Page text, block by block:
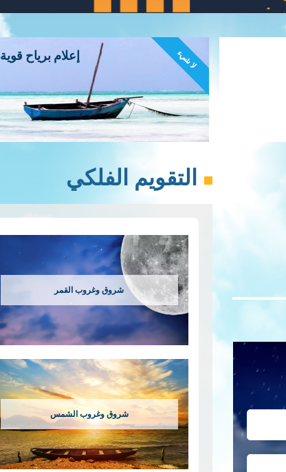
إعلام برياح قوية لا شيء
التقويم الفلكي
شروق وغروب القمر
شروق وغروب الشمس